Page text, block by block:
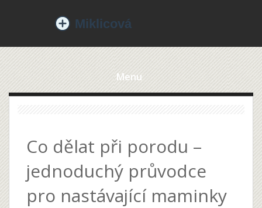
Menu
Co dělat při porodu –
jednoduchý průvodce
pro nastávající maminky